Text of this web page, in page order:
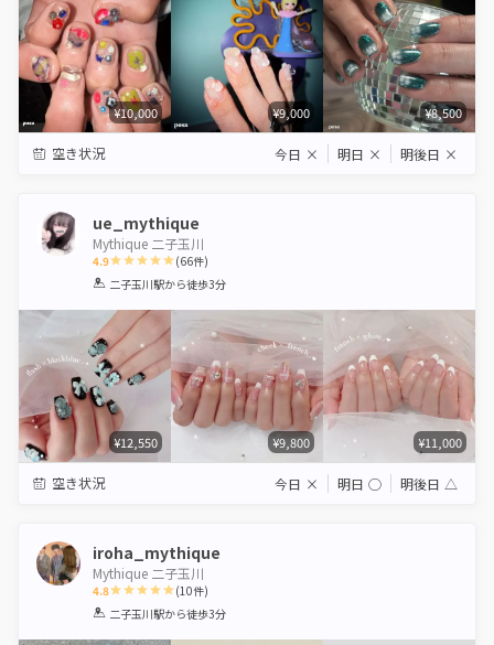
¥10,000 ¥9,000 ¥8,500
空き状況 今日 × 明日 × 明後日 ×
ue_mythique
Mythique 二子玉川
4.9
1 2 3 4 5
(66件)
二子玉川駅から徒歩3分
¥12,550 ¥9,800 ¥11,000
空き状況 今日 × 明日 ◯ 明後日 △
iroha_mythique
Mythique 二子玉川
4.8
1 2 3 4 5
(10件)
二子玉川駅から徒歩3分